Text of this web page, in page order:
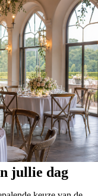
jullie dag